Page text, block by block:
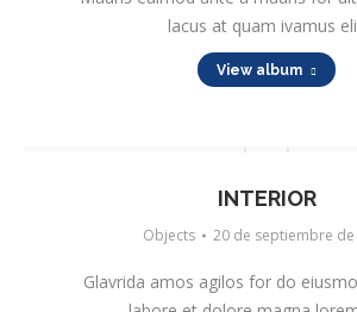
lacus at quam ivamus
View album
INTERIOR
Objects 20 de septiembre de
Glavrida amos agilos for do